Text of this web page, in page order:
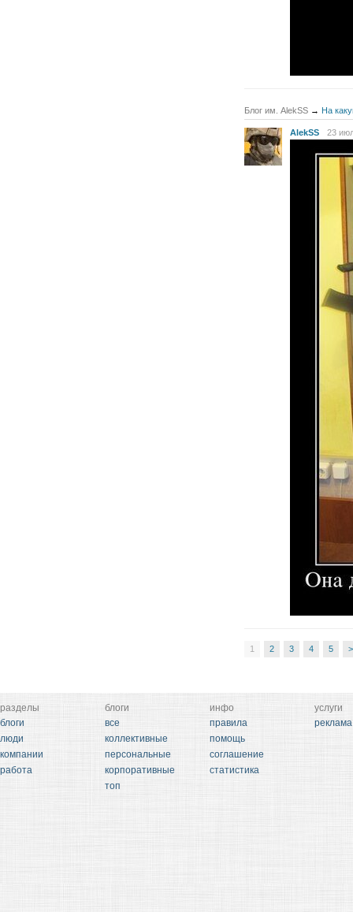
Блог им. AlekSS → На
AlekSS 23
1 2 3 4 5 >
разделы
блоги
люди
компании
работа
блоги
все
коллективные
персональные
корпоративные
топ
инфо
правила
помощь
соглашение
статистика
услуги
реклама